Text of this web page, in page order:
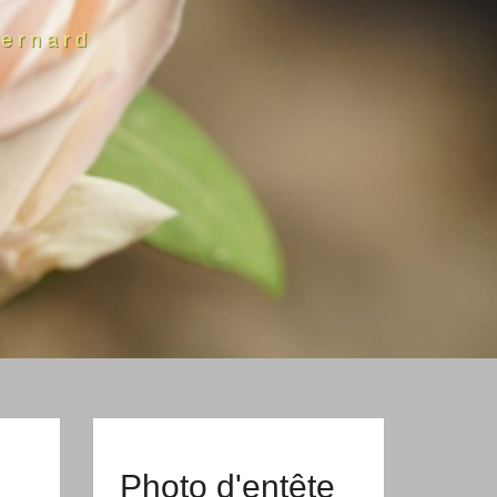
Photo d'entête